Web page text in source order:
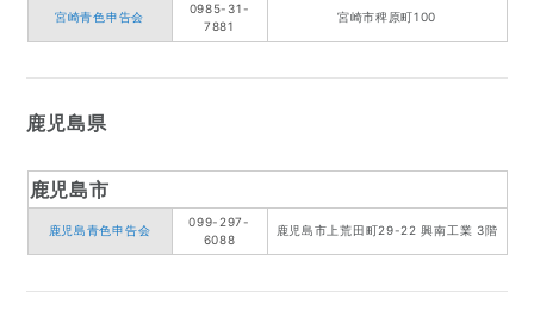
宮崎青色申告会
0985-31-
7881
宮崎市稗原町100
鹿児島県
鹿児島市
鹿児島青色申告会
099-297-
6088
鹿児島市上荒田町29-22 興南工業 3階